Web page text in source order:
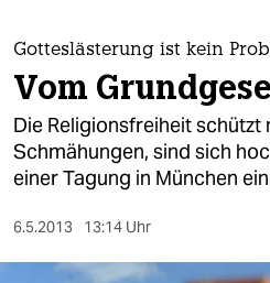
themen
politik
öko
gesellschaft
Gotteslästerung ist kein
Vom
Die Religionsfreiheit schützt
Schmähungen, sind sich
einer Tagung in München
6.5.2013 13:14 Uhr